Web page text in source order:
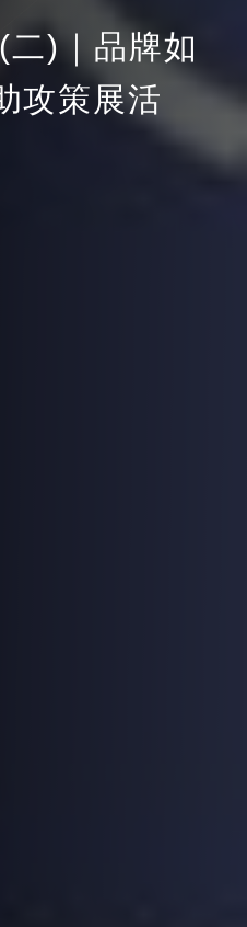
單轉換術講
關公告
廣告成效，
無效支出
)｜品牌如
攻策展活
術】SEO策
費者心防，
創造品牌價
】掌握醫美
創造最佳行
跨境社群經
精準客群的
定場）
術】行銷人
版圖，佈局
Google 排
】活動策展
銷有解方
線上行銷講
群定向行銷
單轉換術講
關公告
廣告成效，
無效支出